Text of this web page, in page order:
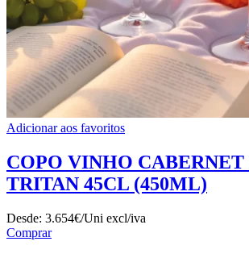
Adicionar aos favoritos
COPO VINHO
TRITAN 45CL (450ML)
Desde: 3.654€/Uni excl/iva
Comprar